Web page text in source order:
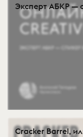
Эксперт АБКР —
Cracker Barrel,